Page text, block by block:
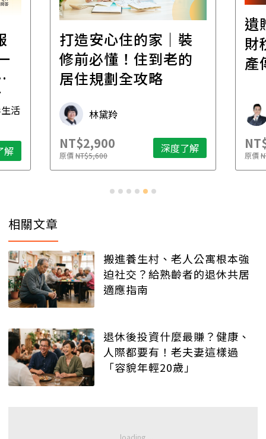
活
解
打造安心住的家｜裝
修前必懂！住到老的
居住規劃全攻略
林黛羚
NT$2,900
原價NT$5,600 深度了解
遺
財
產
原價
相關文章
搬進養生村、老人公寓根本強
迫社交？給熟齡者的退休共居
適應指南
退休後投資什麼最賺？健康、
人際都要有！老夫妻這樣過
「容貌年輕20歲」